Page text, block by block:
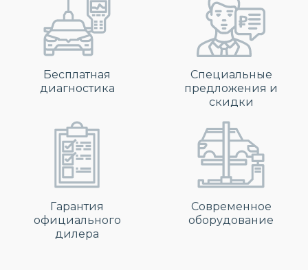
Бесплатная
диагностика
Специальные
предложения и
скидки
Гарантия
официального
дилера
Современное
оборудование